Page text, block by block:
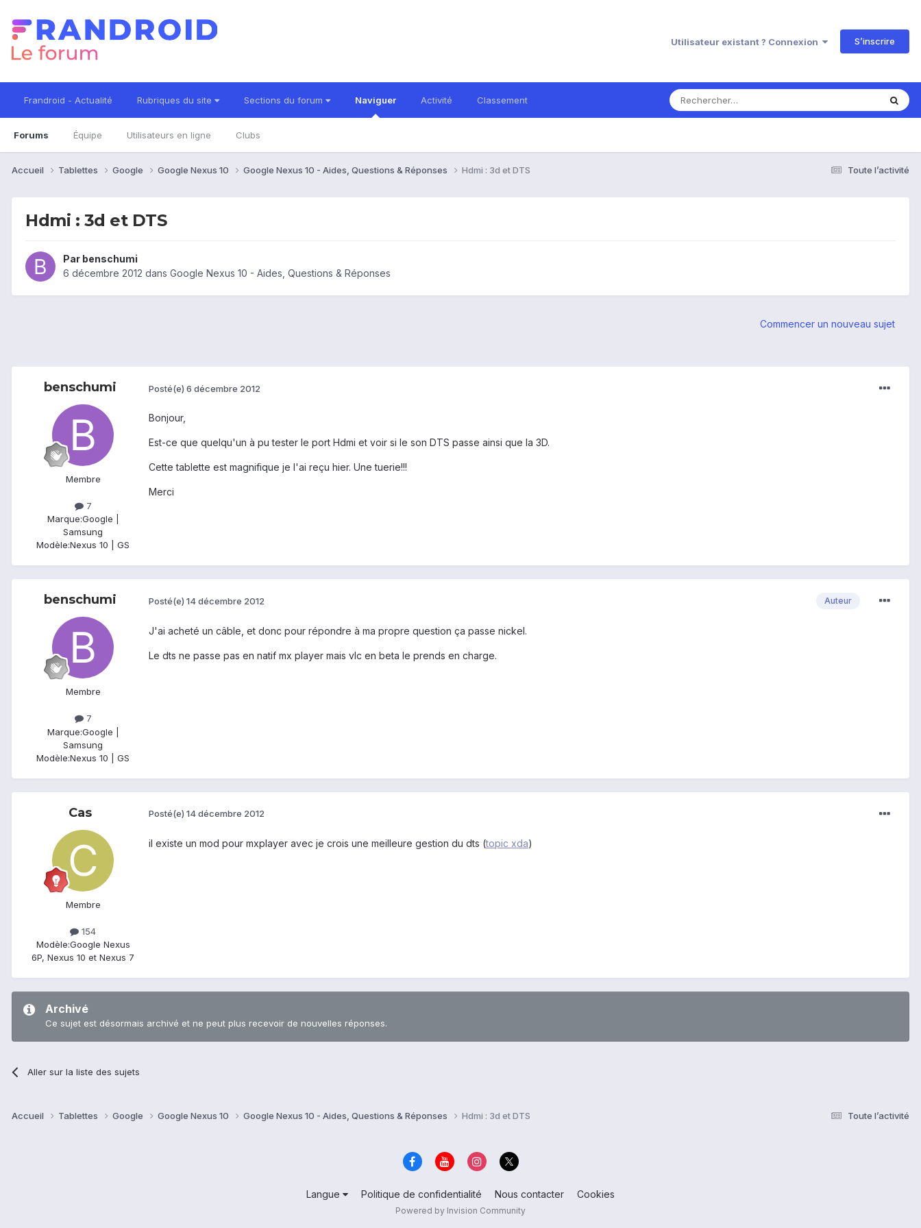
Utilisateur existant ? Connexion S’inscrire
Frandroid - Actualité Rubriques du site Sections du forum Naviguer
Forums Équipe Utilisateurs en ligne Clubs
Activité Classement
Toute l’activité
Accueil Tablettes Google Google Nexus 10 Google Nexus 10 - Aides, Questions & Réponses Hdmi : 3d et DTS
Hdmi : 3d et DTS
Par benschumi
6 décembre 2012 dans Google Nexus 10 - Aides, Questions & Réponses
Commencer un nouveau sujet
benschumi
Membre
7
Marque:Google |
Samsung
Modèle:Nexus 10 | GS
Posté(e) 6 décembre 2012
Bonjour,
Est-ce que quelqu'un à pu tester le port Hdmi et voir si le son DTS passe ainsi que la 3D.
Cette tablette est magnifique je l'ai reçu hier. Une tuerie!!!
Merci
benschumi
Membre
7
Marque:Google |
Samsung
Modèle:Nexus 10 | GS
Auteur
Posté(e) 14 décembre 2012
J'ai acheté un câble, et donc pour répondre à ma propre question ça passe nickel.
Le dts ne passe pas en natif mx player mais vlc en beta le prends en charge.
Cas
Membre
154
Modèle:Google Nexus
6P, Nexus 10 et Nexus 7
Posté(e) 14 décembre 2012
il existe un mod pour mxplayer avec je crois une meilleure gestion du dts (topic xda)
Archivé
Ce sujet est désormais archivé et ne peut plus recevoir de nouvelles réponses.
Aller sur la liste des sujets
Toute l’activité
Accueil Tablettes Google Google Nexus 10 Google Nexus 10 - Aides, Questions & Réponses Hdmi : 3d et DTS
Langue Politique de confidentialité Nous contacter Cookies
Powered by Invision Community